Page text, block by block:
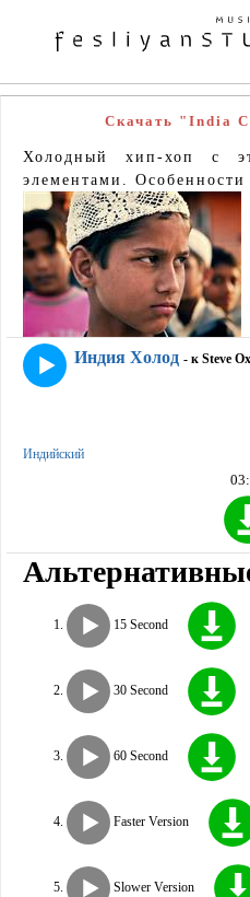
Скачать "India
Холодный хип-хоп с
элементами.
Индия Холод - к Steve
Индийский
15 Second
30 Second
60 Second
Faster Version
Slower Version